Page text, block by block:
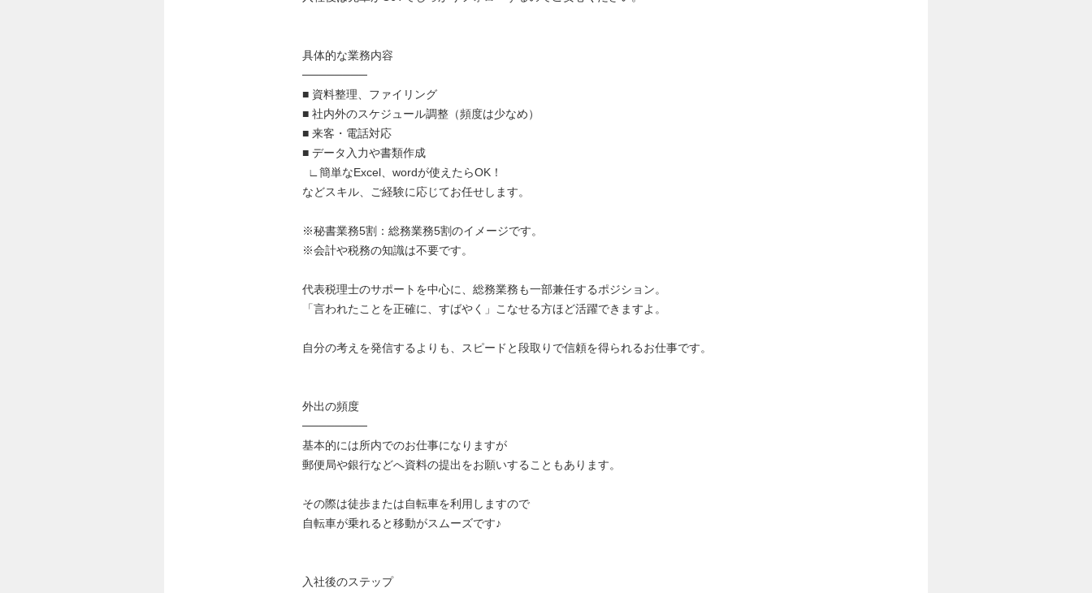
具体的な業務内容
────────
■ 資料整理、ファイリング
■ 社内外のスケジュール調整（頻度は少なめ）
■ 来客・電話対応
■ データ入力や書類作成
∟簡単なExcel、wordが使えたらOK！
などスキル、ご経験に応じてお任せします。
※秘書業務5割：総務業務5割のイメージです。
※会計や税務の知識は不要です。
代表税理士のサポートを中心に、総務業務も一部兼任するポジション。
「言われたことを正確に、すばやく」こなせる方ほど活躍できますよ。
自分の考えを発信するよりも、スピードと段取りで信頼を得られるお仕事です。
外出の頻度
────────
基本的には所内でのお仕事になりますが
郵便局や銀行などへ資料の提出をお願いすることもあります。
その際は徒歩または自転車を利用しますので
自転車が乗れると移動がスムーズです♪
入社後のステップ